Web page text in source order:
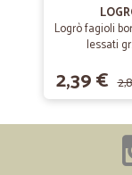
Ottima e
Ottima e consegne
Semplice, pratico ed
Logrò fagioli
lessati
2,39 €